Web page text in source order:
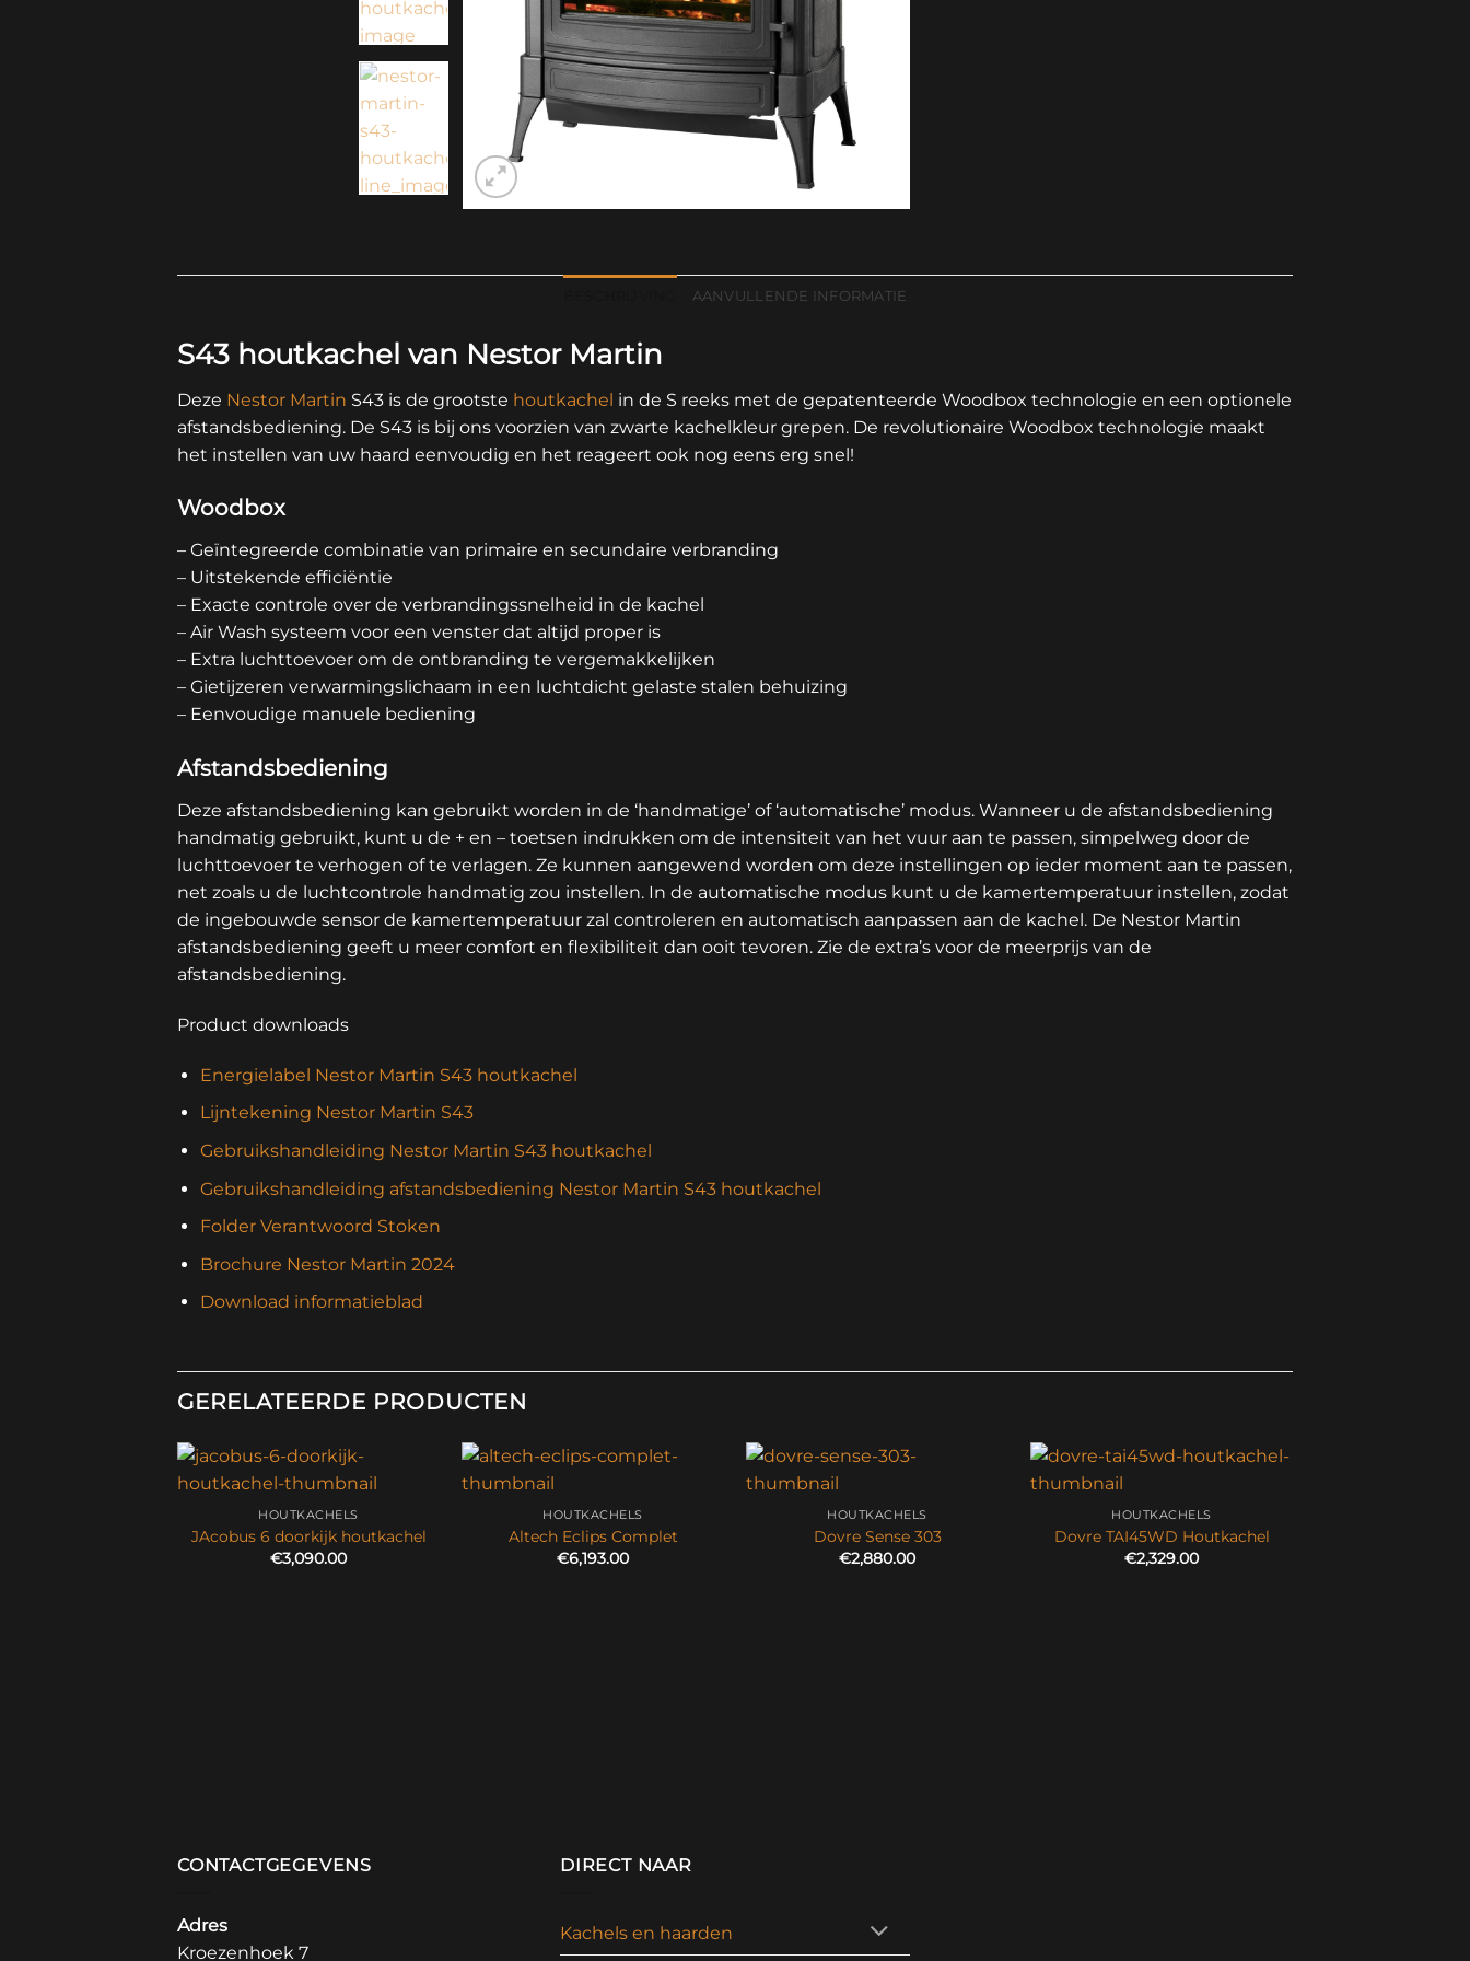
AANVULLENDE INFORMATIE
S43 houtkachel van Nestor Martin
Deze Nestor Martin S43 is de grootste houtkachel in de S reeks met de gepatenteerde Woodbox technologie en een optionele
afstandsbediening. De S43 is bij ons voorzien van zwarte kachelkleur grepen. De revolutionaire Woodbox technologie maakt
het instellen van uw haard eenvoudig en het reageert ook nog eens erg snel!
Woodbox
– Geïntegreerde combinatie van primaire en secundaire verbranding
– Uitstekende efficiëntie
– Exacte controle over de verbrandingssnelheid in de kachel
– Air Wash systeem voor een venster dat altijd proper is
– Extra luchttoevoer om de ontbranding te vergemakkelijken
– Gietijzeren verwarmingslichaam in een luchtdicht gelaste stalen behuizing
– Eenvoudige manuele bediening
Afstandsbediening
Deze afstandsbediening kan gebruikt worden in de ‘handmatige’ of ‘automatische’ modus. Wanneer u de afstandsbediening
handmatig gebruikt, kunt u de + en – toetsen indrukken om de intensiteit van het vuur aan te passen, simpelweg door de
luchttoevoer te verhogen of te verlagen. Ze kunnen aangewend worden om deze instellingen op ieder moment aan te passen,
net zoals u de luchtcontrole handmatig zou instellen. In de automatische modus kunt u de kamertemperatuur instellen, zodat
de ingebouwde sensor de kamertemperatuur zal controleren en automatisch aanpassen aan de kachel. De Nestor Martin
afstandsbediening geeft u meer comfort en flexibiliteit dan ooit tevoren. Zie de extra’s voor de meerprijs van de
afstandsbediening.
Product downloads
Energielabel Nestor Martin S43 houtkachel
Lijntekening Nestor Martin S43
Gebruikshandleiding Nestor Martin S43 houtkachel
Gebruikshandleiding afstandsbediening Nestor Martin S43 houtkachel
Folder Verantwoord Stoken
Brochure Nestor Martin 2024
Download informatieblad
GERELATEERDE PRODUCTEN
HOUTKACHELS
JAcobus 6 doorkijk houtkachel
€3,090.00
HOUTKACHELS
Altech Eclips Complet
€6,193.00
HOUTKACHELS
Dovre Sense 303
€2,880.00
HOUTKACHELS
Dovre TAI45WD Houtkachel
€2,329.00
CONTACTGEGEVENS
Adres
Kroezenhoek 7
DIRECT NAAR
Kachels en haarden